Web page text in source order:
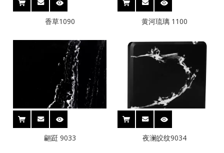
香草1090 黄河琉璃 1100
翩跹 9033 夜澜皎纹9034